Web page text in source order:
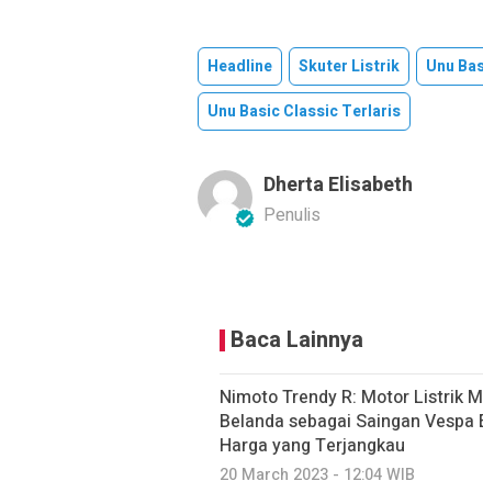
Headline Skuter Listrik Unu
Unu Basic Classic Terlaris
Dherta Elisabeth
Penulis
Baca Lainnya
Nimoto Trendy R: Motor Listrik
Belanda sebagai Saingan
Harga yang Terjangkau
20 March 2023 - 12:04 WIB